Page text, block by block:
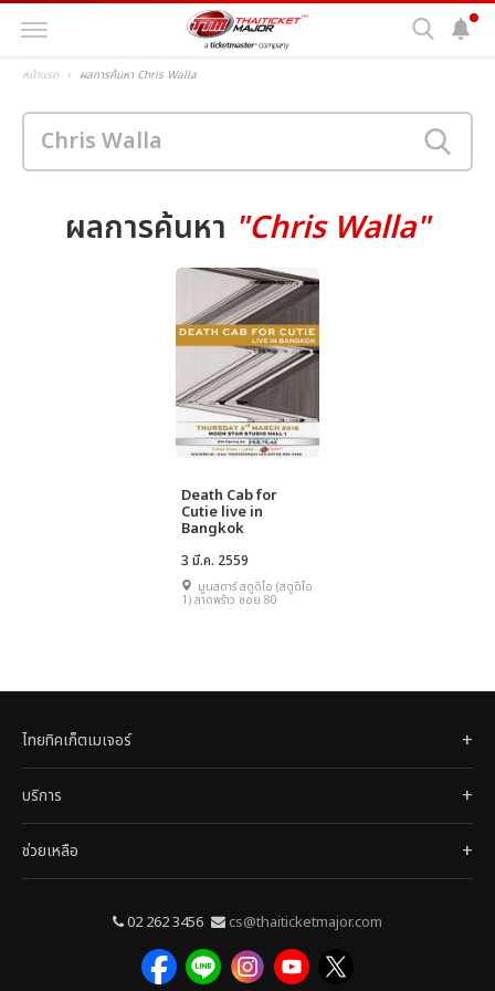
หน้าแรก ผลการค้นหา Chris Walla
ผลการค้นหา "Chris Walla"
Death Cab for
Cutie live in
Bangkok
3 มี.ค. 2559
มูนสตาร์ สตูดิโอ (สตูดิโอ
1) ลาดพร้าว ซอย 80
ไทยทิคเก็ตเมเจอร์
บริการ
ช่วยเหลือ
02 262 3456 cs@thaiticketmajor.com